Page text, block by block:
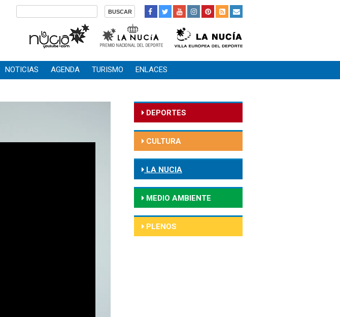
NOTICIAS AGENDA TURISMO ENLACES
DEPORTES
CULTURA
LA NUCIA
MEDIO AMBIENTE
PLENOS